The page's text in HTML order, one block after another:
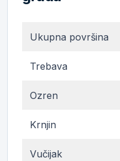
Ukupna površina
Trebava
Ozren
Krnjin
Vučijak